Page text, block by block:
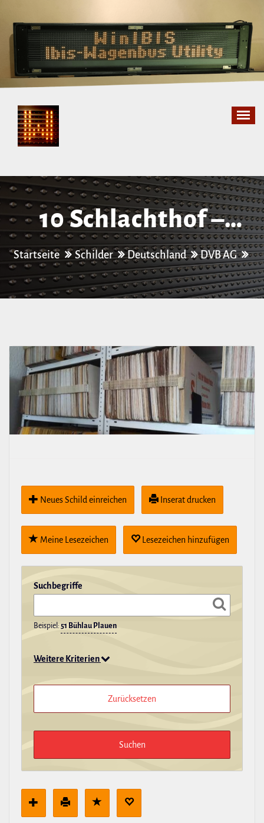
springen
10 Schlachthof –
Laubegast
Startseite Schilder Deutschland DVB AG
Neues Schild ein­rei­chen Inserat drucken
Meine Lese­zei­chen Lese­zei­chen hin­zu­fügen
Such­be­griffe
Beispiel: 51 Bühlau Plauen
Weitere Kriterien